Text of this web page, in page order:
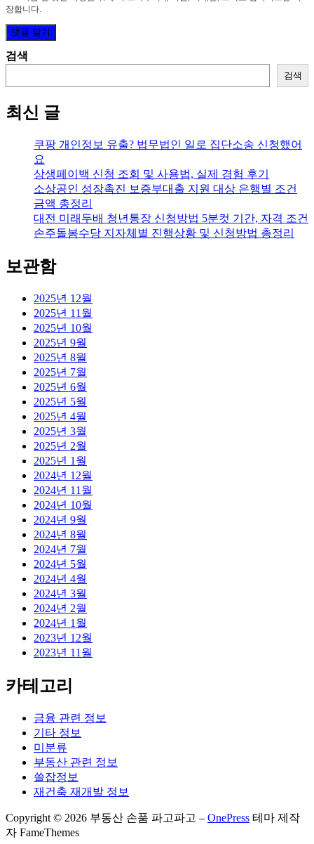
장합니다.
검색
검색
최신 글
쿠팡 개인정보 유출? 법무법인 일로 집단소송 신청했어
요
상생페이백 신청 조회 및 사용법, 실제 경험 후기
소상공인 성장촉진 보증부대출 지원 대상 은행별 조건
금액 총정리
대전 미래두배 청년통장 신청방법 5분컷 기간, 자격 조건
손주돌봄수당 지자체별 진행상황 및 신청방법 총정리
보관함
2025년 12월
2025년 11월
2025년 10월
2025년 9월
2025년 8월
2025년 7월
2025년 6월
2025년 5월
2025년 4월
2025년 3월
2025년 2월
2025년 1월
2024년 12월
2024년 11월
2024년 10월
2024년 9월
2024년 8월
2024년 7월
2024년 5월
2024년 4월
2024년 3월
2024년 2월
2024년 1월
2023년 12월
2023년 11월
카테고리
금융 관련 정보
기타 정보
미분류
부동산 관련 정보
쓸잡정보
재건축 재개발 정보
Copyright © 2026 부동산 손품 파고파고 – OnePress 테마 제작
자 FameThemes